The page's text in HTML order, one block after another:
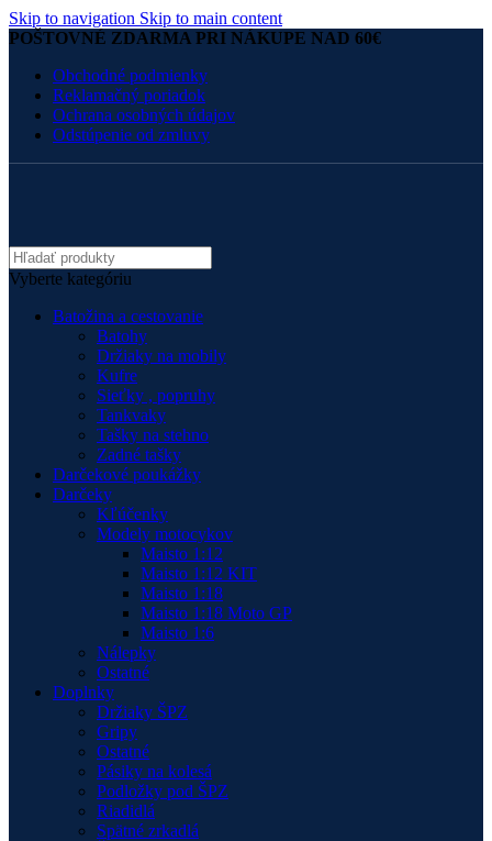
Skip to navigation Skip to main content
POŠTOVNÉ ZDARMA PRI NÁKUPE NAD 60€
Obchodné podmienky
Reklamačný poriadok
Ochrana osobných údajov
Odstúpenie od zmluvy
Vyberte kategóriu
Batožina a cestovanie
Batohy
Držiaky na mobily
Kufre
Sieťky , popruhy
Tankvaky
Tašky na stehno
Zadné tašky
Darčekové poukážky
Darčeky
Kľúčenky
Modely motocykov
Maisto 1:12
Maisto 1:12 KIT
Maisto 1:18
Maisto 1:18 Moto GP
Maisto 1:6
Nálepky
Ostatné
Doplnky
Držiaky ŠPZ
Gripy
Ostatné
Pásiky na kolesá
Podložky pod ŠPZ
Riadidlá
Spätné zrkadlá